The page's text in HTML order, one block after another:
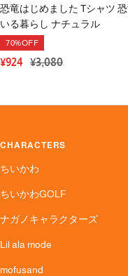
恐竜はじめました Tシャツ
いる暮らし ナチュラル
70%OFF
セ
ー
ル
価
格
¥924 通
常
価
格
¥3,080
CHARACTERS
ちいかわ
ちいかわGOLF
ナガノキャラクターズ
Lil ala mode
mofusand